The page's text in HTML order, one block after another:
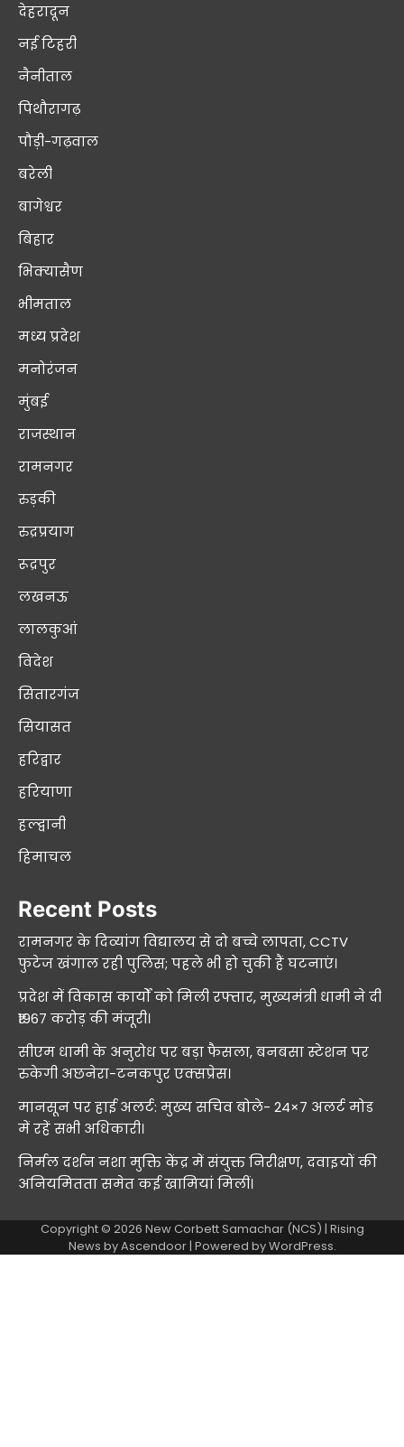
देहरादून
नई टिहरी
नैनीताल
पिथौरागढ़
पौड़ी-गढ़वाल
बरेली
बागेश्वर
बिहार
भिक्यासैण
भीमताल
मध्य प्रदेश
मनोरंजन
मुंबई
राजस्थान
रामनगर
रुड़की
रुद्रप्रयाग
रूद्रपुर
लखनऊ
लालकुआं
विदेश
सितारगंज
सियासत
हरिद्वार
हरियाणा
हल्द्वानी
हिमाचल
Recent Posts
रामनगर के दिव्यांग विद्यालय से दो बच्चे लापता, CCTV
फुटेज खंगाल रही पुलिस; पहले भी हो चुकी हैं घटनाएं।
प्रदेश में विकास कार्यों को मिली रफ्तार, मुख्यमंत्री धामी ने दी
₹1967 करोड़ की मंजूरी।
सीएम धामी के अनुरोध पर बड़ा फैसला, बनबसा स्टेशन पर
रुकेगी अछनेरा-टनकपुर एक्सप्रेस।
मानसून पर हाई अलर्ट: मुख्य सचिव बोले- 24×7 अलर्ट मोड
में रहें सभी अधिकारी।
निर्मल दर्शन नशा मुक्ति केंद्र में संयुक्त निरीक्षण, दवाइयों की
अनियमितता समेत कई खामियां मिलीं।
Copyright © 2026 New Corbett Samachar (NCS) | Rising
News byAscendoor| Powered byWordPress.